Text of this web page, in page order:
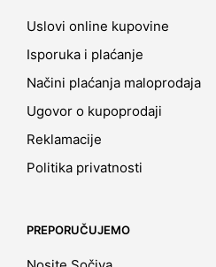
Uslovi online kupovine
Isporuka i plaćanje
Načini plaćanja maloprodaja
Ugovor o kupoprodaji
Reklamacije
Politika privatnosti
PREPORUČUJEMO